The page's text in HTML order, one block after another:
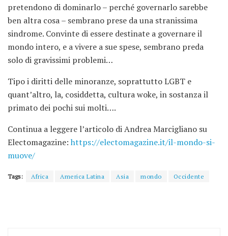
pretendono di dominarlo – perché governarlo sarebbe
ben altra cosa – sembrano prese da una stranissima
sindrome. Convinte di essere destinate a governare il
mondo intero, e a vivere a sue spese, sembrano preda
solo di gravissimi problemi…
Tipo i diritti delle minoranze, soprattutto LGBT e
quant’altro, la, cosiddetta, cultura woke, in sostanza il
primato dei pochi sui molti….
Continua a leggere l’articolo di Andrea Marcigliano su
Electomagazine: https://electomagazine.it/il-mondo-si-
muove/
Tags: Africa America Latina Asia mondo Occidente